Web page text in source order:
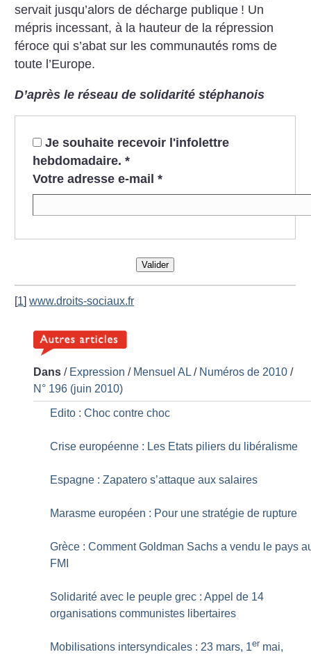
servait jusqu’alors de décharge publique ! Un
mépris incessant, à la hauteur de la répression
féroce qui s’abat sur les communautés roms de
toute l’Europe.
D’après le réseau de solidarité stéphanois
Je souhaite recevoir l'infolettre
hebdomadaire. *
Votre adresse e-mail *
Valider
[1]www.droits-sociaux.fr
Dans / Expression / Mensuel AL / Numéros de 2010 /
N° 196 (juin 2010)
Edito : Choc contre choc
Crise européenne : Les Etats piliers du libéralisme
Espagne : Zapatero s’attaque aux salaires
Marasme européen : Pour une stratégie de rupture
Grèce : Comment Goldman Sachs a vendu le pays
FMI
Solidarité avec le peuple grec : Appel de 14
organisations communistes libertaires
Mobilisations intersyndicales : 23 mars, 1er mai,